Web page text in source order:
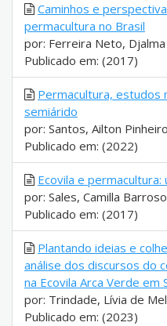
Caminhos e
permacultura no Brasil
por: Ferreira Neto,
Publicado em: (2017)
Permacultura, estudos
semiárido
por: Santos, Ailton Pinheiro
Publicado em: (2022)
Ecovila e
por: Sales, Camilla Barroso
Publicado em: (2017)
Plantando ideias e
análise dos discursos do
na Ecovila Arca Verde em
por: Trindade, Lívia de
Publicado em: (2023)